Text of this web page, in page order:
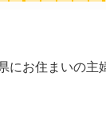
お住まいの主